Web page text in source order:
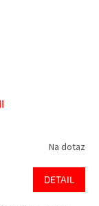
Na dotaz
DETAIL